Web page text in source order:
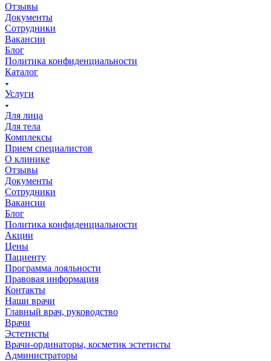
Отзывы
Документы
Сотрудники
Вакансии
Блог
Политика конфиденциальности
Каталог
Услуги
Для лица
Для тела
Комплексы
Прием специалистов
О клинике
Отзывы
Документы
Сотрудники
Вакансии
Блог
Политика конфиденциальности
Акции
Цены
Пациенту
Программа лояльности
Правовая информация
Контакты
Наши врачи
Главный врач, руководство
Врачи
Эстетисты
Врачи-ординаторы, косметик эстетисты
Администраторы